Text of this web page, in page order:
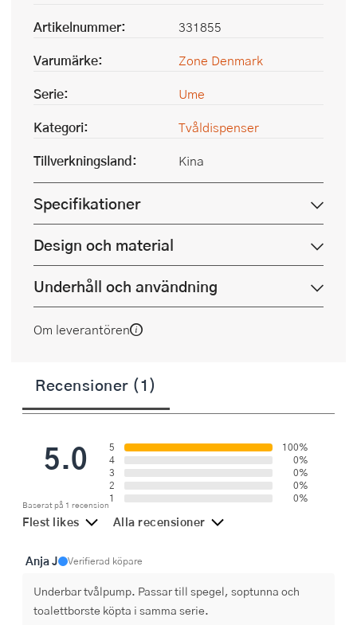
Artikelnummer:
331855
Varumärke:
Zone Denmark
Serie:
Ume
Kategori:
Tvåldispenser
Tillverkningsland:
Kina
Specifikationer
Design och material
Underhåll och användning
Om leverantören
Recensioner (1)
5.0
Baserat på 1 recension
5
100%
4
0%
3
0%
2
0%
1
0%
Flest likes Alla recensioner
Anja J Verifierad köpare
Underbar tvålpump. Passar till spegel, soptunna och
toalettborste köpta i samma serie.